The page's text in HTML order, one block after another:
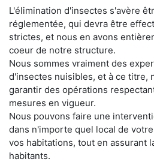
L'élimination d'insectes s'avère
réglementée, qui devra être
strictes, et nous en avons
coeur de notre structure.
Nous sommes vraiment des
d'insectes nuisibles, et à ce titre,
garantir des opérations
mesures en vigueur.
Nous pouvons faire une
dans n'importe quel local de
vos habitations, tout en assurant
habitants.